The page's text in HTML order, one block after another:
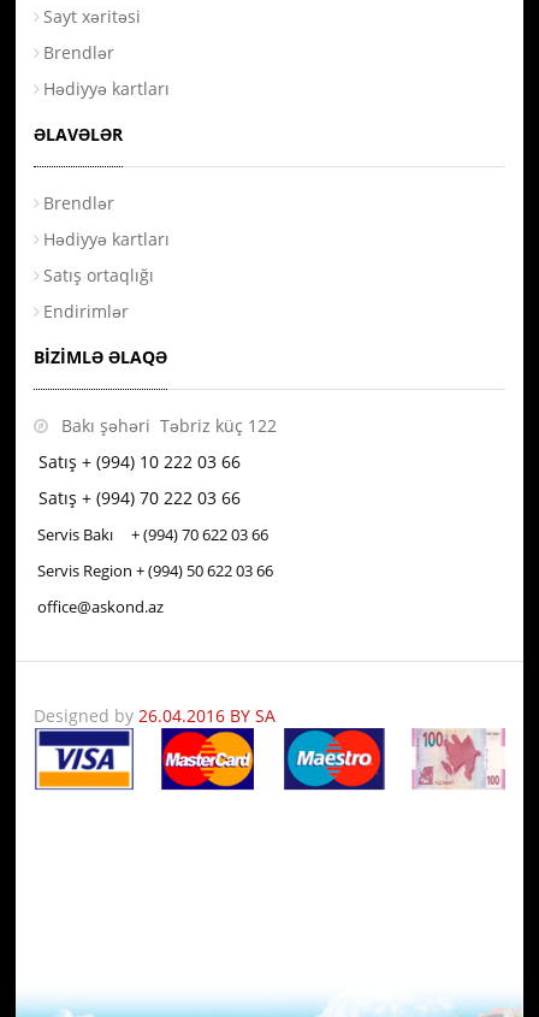
Sayt xəritəsi
Brendlər
Hədiyyə kartları
ƏLAVƏLƏR
Brendlər
Hədiyyə kartları
Satış ortaqlığı
Endirimlər
BIZIMLƏ ƏLAQƏ
Bakı şəhəri Təbriz küç 122
Satış + (994) 10 222 03 66
Satış + (994) 70 222 03 66
Servis Bakı + (994) 70622 03 66
Servis Region + (994) 50622 03 66
office@askond.az
Designed by 26.04.2016 BY SA